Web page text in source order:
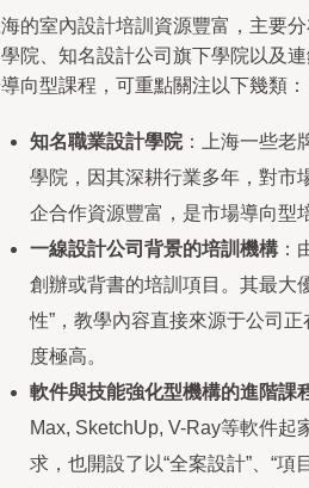
的室內設計培訓資源豐富，主要
院、知名設計公司旗下學院以及
向型課程，可重點關注以下幾類：
知名職業設計學院：上海一些老
學院，因其深耕行業多年，對市
企合作資源豐富，是市場導向型
一線設計公司背景的培訓機構 ：
創辦或背書的培訓項目。其最大
性”，教學內容直接來源于公司
度極高。
軟件與技能強化型機構的進階課
Max, SketchUp, V-Ray等軟件起
求，也開設了以“全案設計”、“